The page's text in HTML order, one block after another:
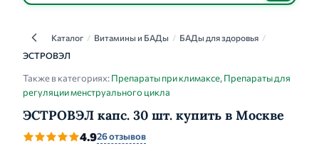
КаталогКаталог / Витамины и БАДы / БАДы для здоровья /
ЭСТРОВЭЛ
Также в категориях:Препараты при климаксе, Препараты для
регуляции менструального цикла
ЭСТРОВЭЛ капс. 30 шт. купить в Москве
4.926 отзывов